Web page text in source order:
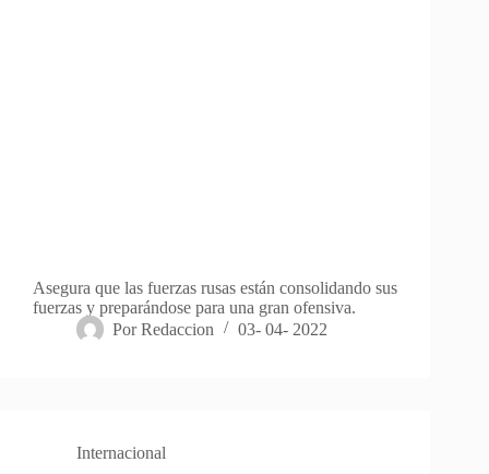
Asegura que las fuerzas rusas están consolidando sus
fuerzas y preparándose para una gran ofensiva.
Por Redaccion 03- 04- 2022
Internacional